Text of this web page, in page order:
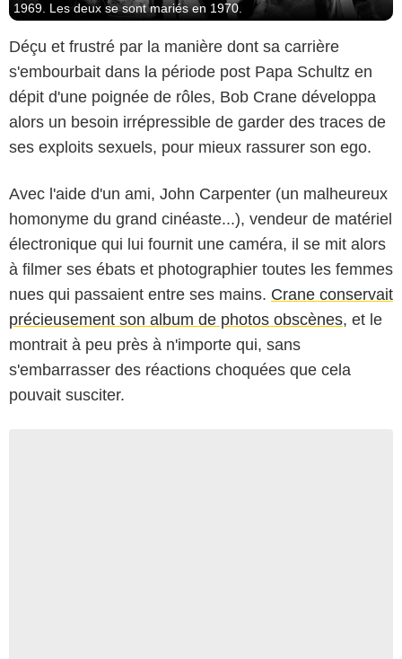
1969. Les deux se sont mariés en 1970.
Déçu et frustré par la manière dont sa carrière
s'embourbait dans la période post Papa Schultz en
dépit d'une poignée de rôles, Bob Crane développa
alors un besoin irrépressible de garder des traces de
ses exploits sexuels, pour mieux rassurer son ego.
Avec l'aide d'un ami, John Carpenter (un malheureux
homonyme du grand cinéaste...), vendeur de matériel
électronique qui lui fournit une caméra, il se mit alors
à filmer ses ébats et photographier toutes les femmes
nues qui passaient entre ses mains. Crane conservait
précieusement son album de photos obscènes, et le
montrait à peu près à n'importe qui, sans
s'embarrasser des réactions choquées que cela
pouvait susciter.